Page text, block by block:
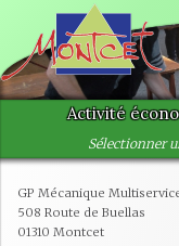
Activité
GP Mécanique
508 Route de Buellas
01310 Montcet